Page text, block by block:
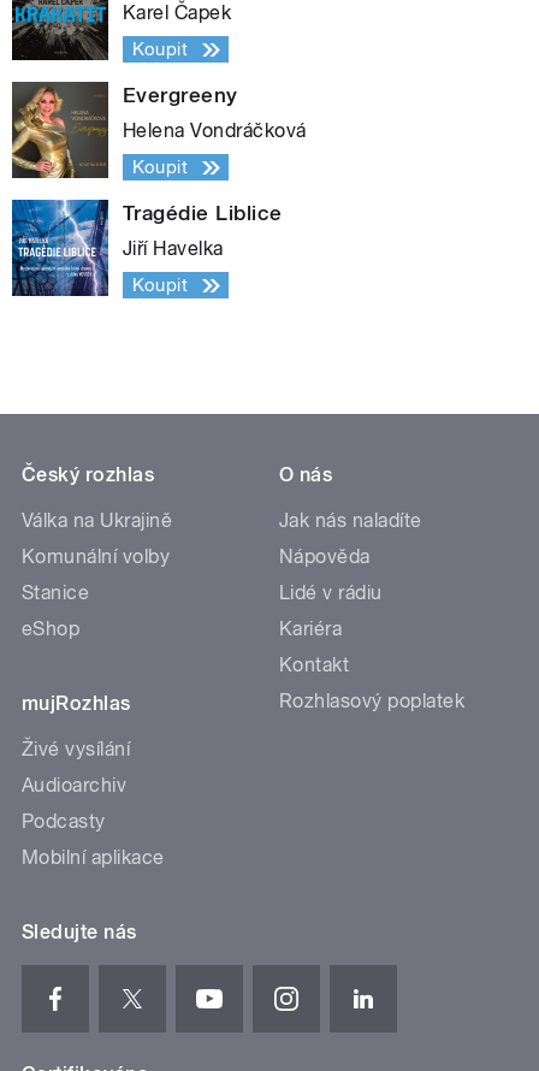
Karel Čapek
Koupit
Evergreeny
Helena Vondráčková
Koupit
Tragédie Liblice
Jiří Havelka
Koupit
Český rozhlas
Válka na Ukrajině
Komunální volby
Stanice
eShop
mujRozhlas
Živé vysílání
Audioarchiv
Podcasty
Mobilní aplikace
O nás
Jak nás naladíte
Nápověda
Lidé v rádiu
Kariéra
Kontakt
Rozhlasový poplatek
Sledujte nás